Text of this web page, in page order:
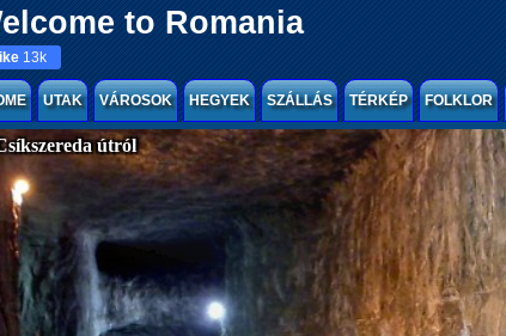
to Romania
13k
UTAK VÁROSOK HEGYEK SZÁLLÁS TÉRKÉP FOLKLOR
útról